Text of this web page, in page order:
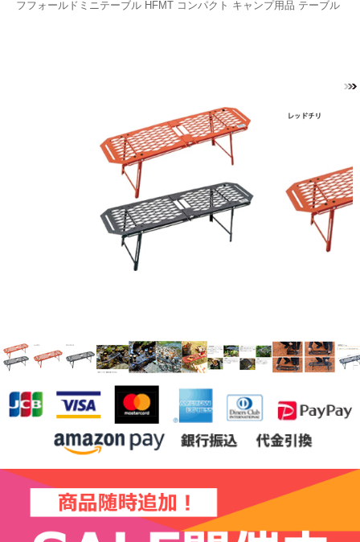
フフォールドミニテーブル HFMT コンパクト キャンプ用品 テーブル